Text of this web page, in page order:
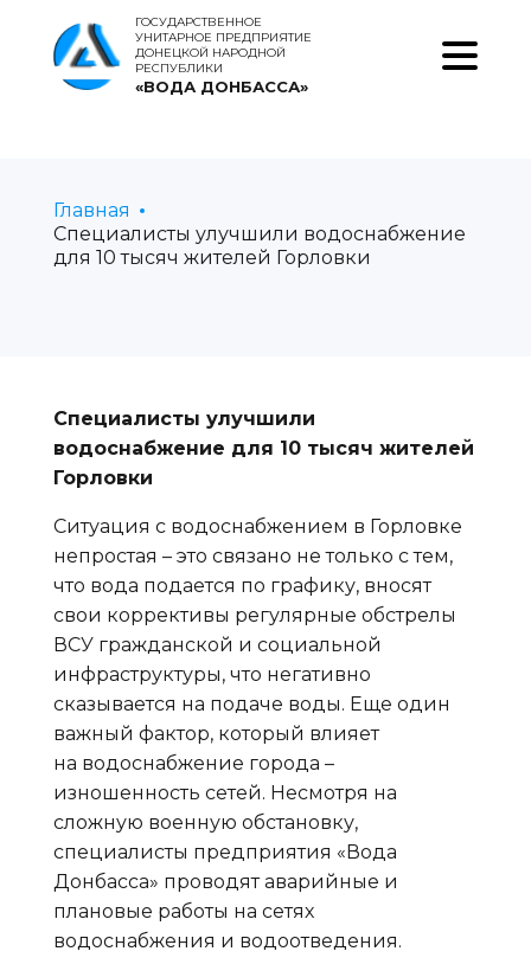
ГОСУДАРСТВЕННОЕ
УНИТАРНОЕ ПРЕДПРИЯТИЕ
ДОНЕЦКОЙ НАРОДНОЙ
РЕСПУБЛИКИ
«ВОДА ДОНБАССА»
Главная
Специалисты улучшили водоснабжение
для 10 тысяч жителей Горловки
Специалисты улучшили
водоснабжение для 10 тысяч жителей
Горловки
Ситуация с водоснабжением в Горловке
непростая – это связано не только с тем,
что вода подается по графику, вносят
свои коррективы регулярные обстрелы
ВСУ гражданской и социальной
инфраструктуры, что негативно
сказывается на подаче воды. Еще один
важный фактор, который влияет
на водоснабжение города –
изношенность сетей. Несмотря на
сложную военную обстановку,
специалисты предприятия «Вода
Донбасса» проводят аварийные и
плановые работы на сетях
водоснабжения и водоотведения.